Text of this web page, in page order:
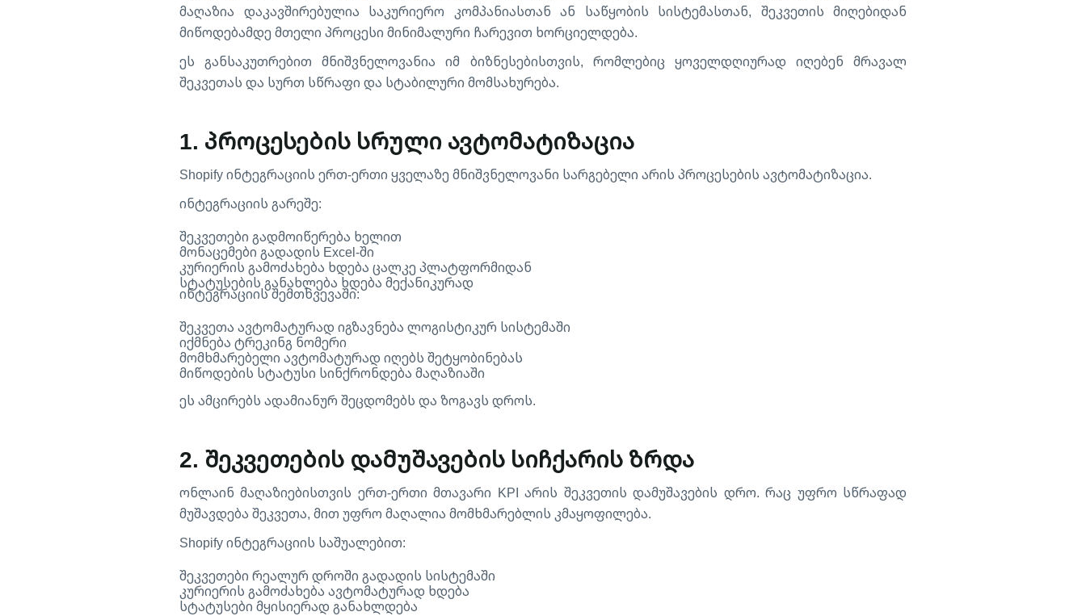
მაღაზია დაკავშირებულია საკურიერო კომპანიასთან ან საწყობის სისტემასთან, შეკვეთის მიღებიდან
მიწოდებამდე მთელი პროცესი მინიმალური ჩარევით ხორციელდება.
ეს განსაკუთრებით მნიშვნელოვანია იმ ბიზნესებისთვის, რომლებიც ყოველდღიურად იღებენ მრავალ
შეკვეთას და სურთ სწრაფი და სტაბილური მომსახურება.
1. პროცესების სრული ავტომატიზაცია
Shopify ინტეგრაციის ერთ-ერთი ყველაზე მნიშვნელოვანი სარგებელი არის პროცესების ავტომატიზაცია.
ინტეგრაციის გარეშე:
შეკვეთები გადმოიწერება ხელით
მონაცემები გადადის Excel-ში
კურიერის გამოძახება ხდება ცალკე პლატფორმიდან
სტატუსების განახლება ხდება მექანიკურად
ინტეგრაციის შემთხვევაში:
შეკვეთა ავტომატურად იგზავნება ლოგისტიკურ სისტემაში
იქმნება ტრეკინგ ნომერი
მომხმარებელი ავტომატურად იღებს შეტყობინებას
მიწოდების სტატუსი სინქრონდება მაღაზიაში
ეს ამცირებს ადამიანურ შეცდომებს და ზოგავს დროს.
2. შეკვეთების დამუშავების სიჩქარის ზრდა
ონლაინ მაღაზიებისთვის ერთ-ერთი მთავარი KPI არის შეკვეთის დამუშავების დრო. რაც უფრო სწრაფად
მუშავდება შეკვეთა, მით უფრო მაღალია მომხმარებლის კმაყოფილება.
Shopify ინტეგრაციის საშუალებით:
შეკვეთები რეალურ დროში გადადის სისტემაში
კურიერის გამოძახება ავტომატურად ხდება
სტატუსები მყისიერად განახლდება